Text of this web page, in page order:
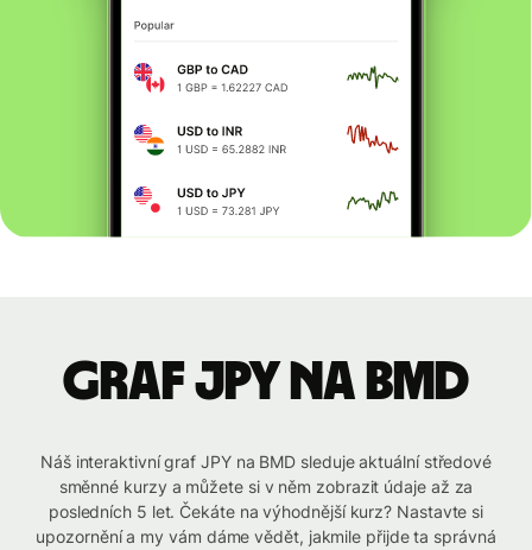
graf JPY na BMD
Náš interaktivní graf JPY na BMD sleduje aktuální středové
směnné kurzy a můžete si v něm zobrazit údaje až za
posledních 5 let. Čekáte na výhodnější kurz? Nastavte si
upozornění a my vám dáme vědět, jakmile přijde ta správná